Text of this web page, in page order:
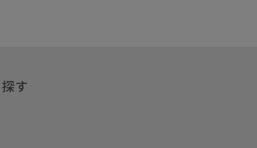
す